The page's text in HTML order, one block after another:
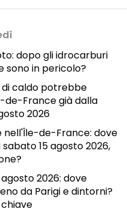
dopo gli idrocarburi
sono in pericolo?
caldo potrebbe
de-France già dalla
2026
nell'Île-de-France: dove
15 agosto 2026,
agosto 2026: dove
da Parigi e dintorni?